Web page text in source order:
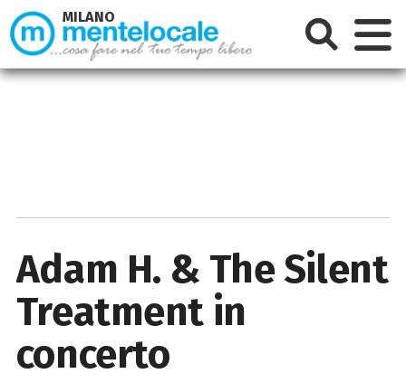
Adam H. & The Silent
Treatment in
concerto
MILANO